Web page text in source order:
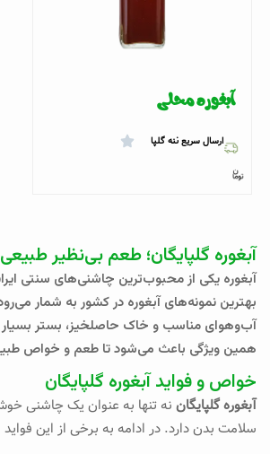
آبغوره محلی
ارسال سریع ننه گلپا
آبغوره گلپایگان؛ طعم بی‌نظیر
آبغوره یکی از محبوب‌ترین چاشنی‌های سنتی
بهترین نمونه‌های آبغوره در کشور به شمار
آب‌وهوای مناسب و خاک حاصلخیز، بستر بسیار
همین ویژگی باعث می‌شود تا طعم و خواص
خواص و فواید آبغوره گلپایگان
آبغوره گلپایگان نه تنها به عنوان یک چاشنی
سلامت بدن دارد. در ادامه به برخی از این